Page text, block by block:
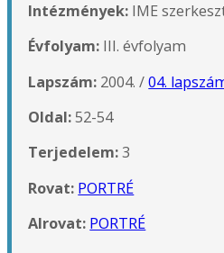
Intézmények: IME
Évfolyam: III. évfolyam
Lapszám: 2004. /04.
Oldal:52-54
Terjedelem:3
Rovat: PORTRÉ
Alrovat: PORTRÉ